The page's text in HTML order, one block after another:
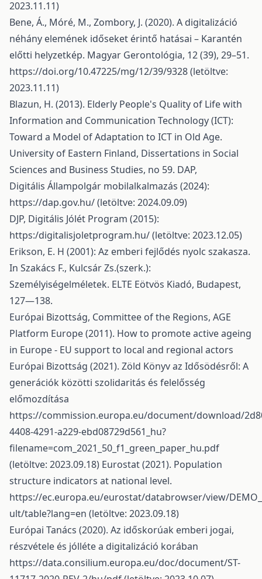
2023.11.11)
Bene, Á., Móré, M., Zombory, J. (2020). A digitalizáció
néhány elemének időseket érintő hatásai – Karantén
előtti helyzetkép. Magyar Gerontológia, 12 (39), 29–51.
https://doi.org/10.47225/mg/12/39/9328(letöltve:
2023.11.11)
Blazun, H. (2013). Elderly People's Quality of Life with
Information and Communication Technology (ICT):
Toward a Model of Adaptation to ICT in Old Age.
University of Eastern Finland, Dissertations in Social
Sciences and Business Studies, no 59. DAP,
Digitális Állampolgár mobilalkalmazás (2024):
https://dap.gov.hu/(letöltve: 2024.09.09)
DJP, Digitális Jólét Program (2015):
https:/digitalisjoletprogram.hu/ (letöltve: 2023.12.05)
Erikson, E. H (2001): Az emberi fejlődés nyolc szakasza.
In Szakács F., Kulcsár Zs.(szerk.):
Személyiségelméletek. ELTE Eötvös Kiadó, Budapest,
127—138.
Európai Bizottság, Committee of the Regions, AGE
Platform Europe (2011). How to promote active ageing
in Europe - EU support to local and regional actors
Európai Bizottság (2021). Zöld Könyv az Idősödésről: A
generációk közötti szolidaritás és felelősség
előmozdítása
https://commission.europa.eu/document/download/
4408-4291-a229-ebd08729d561_hu?
filename=com_2021_50_f1_green_paper_hu.pdf
(letöltve: 2023.09.18) Eurostat (2021). Population
structure indicators at national level.
https://ec.europa.eu/eurostat/databrowser/view/
ult/table?lang=en (letöltve: 2023.09.18)
Európai Tanács (2020). Az időskorúak emberi jogai,
részvétele és jólléte a digitalizáció korában
https://data.consilium.europa.eu/doc/document/ST-